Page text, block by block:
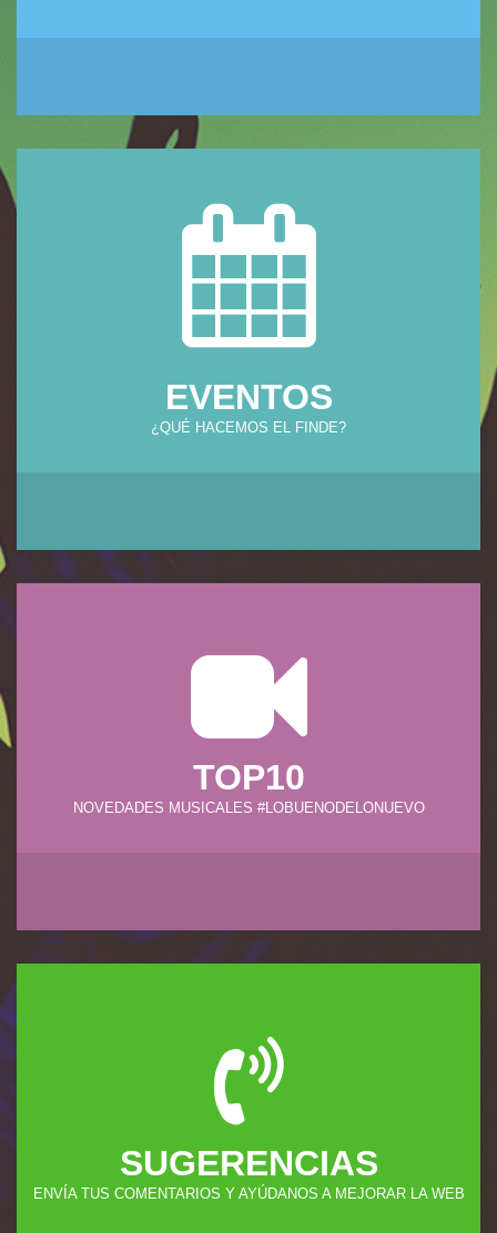
EVENTOS
¿QUÉ HACEMOS EL FINDE?
TOP10
NOVEDADES MUSICALES #LOBUENODELONUEVO
SUGERENCIAS
ENVÍA TUS COMENTARIOS Y AYÚDANOS A MEJORAR LA WEB